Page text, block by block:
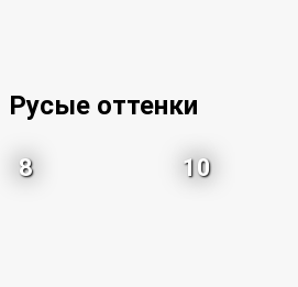
Русые оттенки
8 10